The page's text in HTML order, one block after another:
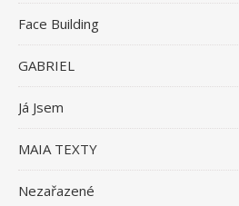
Face Building
GABRIEL
Já Jsem
MAIA TEXTY
Nezařazené